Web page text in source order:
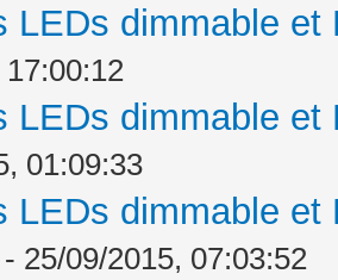
LEDs dimmable
LEDs dimmable
01:09:33
LEDs dimmable
- 25/09/2015, 07:03:52